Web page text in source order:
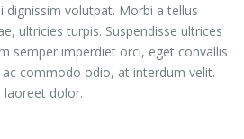
dignissim volutpat. Morbi a tellus
ultricies turpis. Suspendisse ultrices
semper imperdiet orci, eget convallis
commodo odio, at interdum velit.
laoreet dolor.